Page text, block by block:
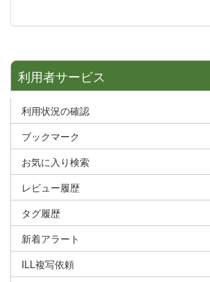
利用者サービス
利用状況の確認
ブックマーク
お気に入り検索
レビュー履歴
タグ履歴
新着アラート
ILL複写依頼